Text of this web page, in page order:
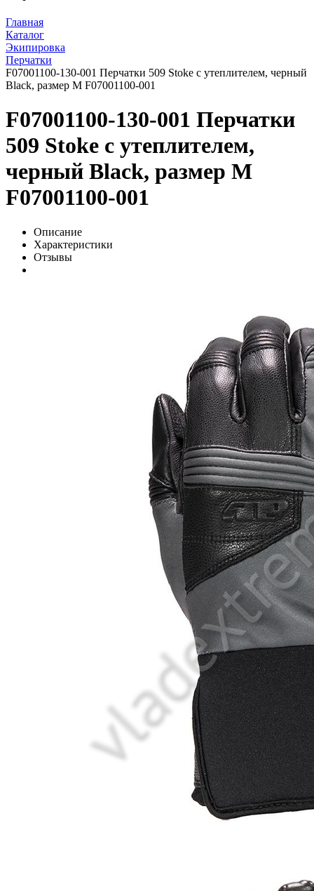
Главная
Каталог
Экипировка
Перчатки
F07001100-130-001 Перчатки 509 Stoke с утеплителем, черный
Black, размер M F07001100-001
F07001100-130-001 Перчатки
509 Stoke с утеплителем,
черный Black, размер M
F07001100-001
Описание
Характеристики
Отзывы